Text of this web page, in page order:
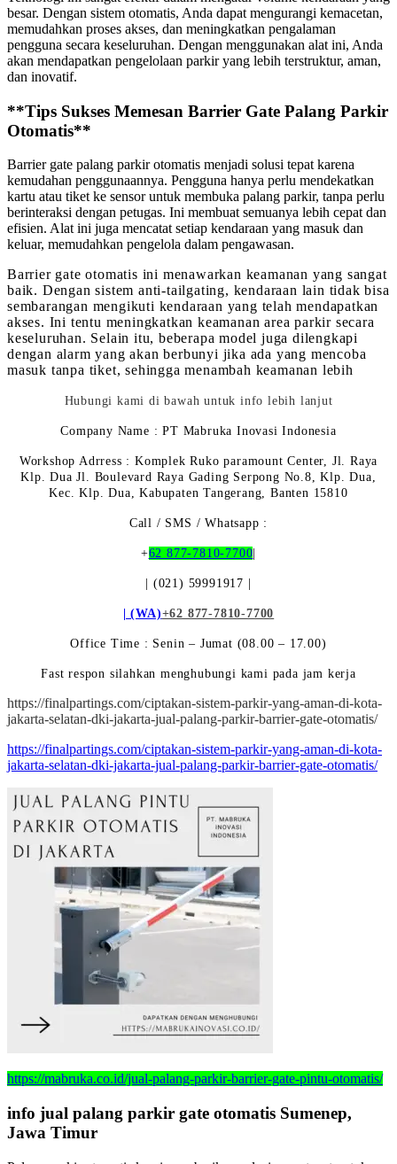
besar. Dengan sistem otomatis, Anda dapat mengurangi kemacetan,
memudahkan proses akses, dan meningkatkan pengalaman
pengguna secara keseluruhan. Dengan menggunakan alat ini, Anda
akan mendapatkan pengelolaan parkir yang lebih terstruktur, aman,
dan inovatif.
**Tips Sukses Memesan Barrier Gate Palang Parkir
Otomatis**
Barrier gate palang parkir otomatis menjadi solusi tepat karena
kemudahan penggunaannya. Pengguna hanya perlu mendekatkan
kartu atau tiket ke sensor untuk membuka palang parkir, tanpa perlu
berinteraksi dengan petugas. Ini membuat semuanya lebih cepat dan
efisien. Alat ini juga mencatat setiap kendaraan yang masuk dan
keluar, memudahkan pengelola dalam pengawasan.
Barrier gate otomatis ini menawarkan keamanan yang sangat
baik. Dengan sistem anti-tailgating, kendaraan lain tidak bisa
sembarangan mengikuti kendaraan yang telah mendapatkan
akses. Ini tentu meningkatkan keamanan area parkir secara
keseluruhan. Selain itu, beberapa model juga dilengkapi
dengan alarm yang akan berbunyi jika ada yang mencoba
masuk tanpa tiket, sehingga menambah keamanan lebih
Hubungi kami di bawah untuk info lebih lanjut
Company Name : PT Mabruka Inovasi Indonesia
Workshop Adrress : Komplek Ruko paramount Center, Jl. Raya
Klp. Dua Jl. Boulevard Raya Gading Serpong No.8, Klp. Dua,
Kec. Klp. Dua, Kabupaten Tangerang, Banten 15810
Call / SMS / Whatsapp :
+62 877-7810-7700
| (021) 59991917 |
| (WA)+62 877-7810-7700
Office Time : Senin – Jumat (08.00 – 17.00)
Fast respon silahkan menghubungi kami pada jam kerja
https://finalpartings.com/ciptakan-sistem-parkir-yang-aman-di-kota-
jakarta-selatan-dki-jakarta-jual-palang-parkir-barrier-gate-otomatis/
https://finalpartings.com/ciptakan-sistem-parkir-yang-aman-di-kota-
jakarta-selatan-dki-jakarta-jual-palang-parkir-barrier-gate-otomatis/
https://mabruka.co.id/jual-palang-parkir-barrier-gate-pintu-otomatis/
info jual palang parkir gate otomatis Sumenep,
Jawa Timur